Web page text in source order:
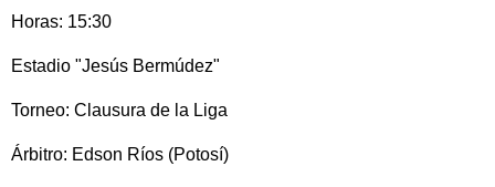
Horas: 15:30
Estadio "Jesús Bermúdez"
Torneo: Clausura de la Liga
Árbitro: Edson Ríos (Potosí)